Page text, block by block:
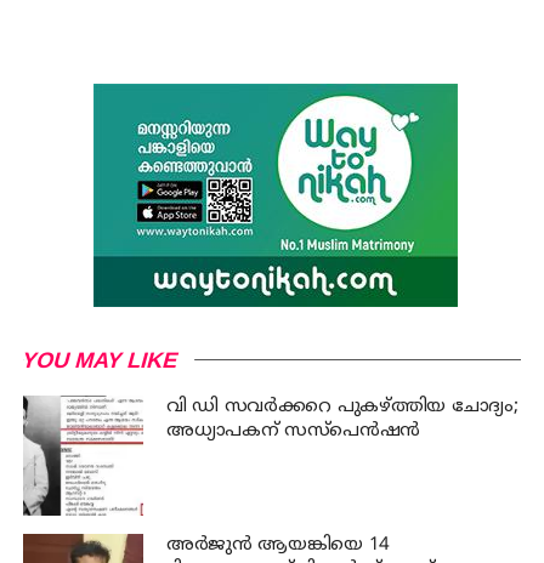
YOU MAY LIKE
വി ഡി സവര്‍ക്കറെ പുകഴ്ത്തിയ ചോദ്യം;
അധ്യാപകന് സസ്പെന്‍ഷന്‍
അര്‍ജുന്‍ ആയങ്കിയെ 14